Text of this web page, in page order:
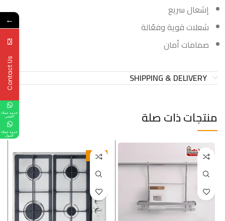
إشعال سريع
شعلات قوية وفعّالة
صمامات أمان
SHIPPING & DELIVERY
منتجات ذات صلة
-10%
←
Contact Us
خدمة عملاء
القصر
خدمة عملاء
المول